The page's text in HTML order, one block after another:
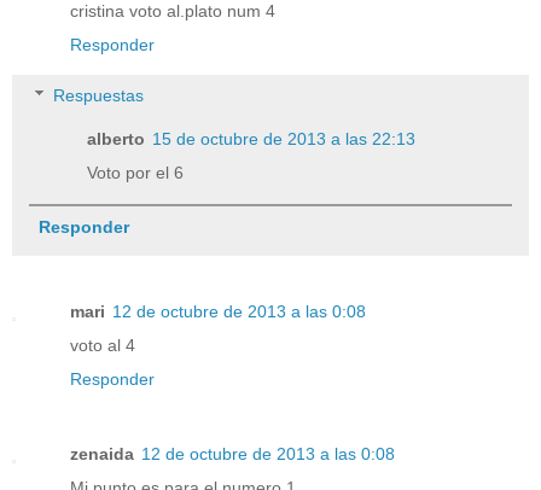
cristina voto al.plato num 4
Responder
Respuestas
alberto 15 de octubre de 2013 a las 22:13
Voto por el 6
Responder
mari 12 de octubre de 2013 a las 0:08
voto al 4
Responder
zenaida 12 de octubre de 2013 a las 0:08